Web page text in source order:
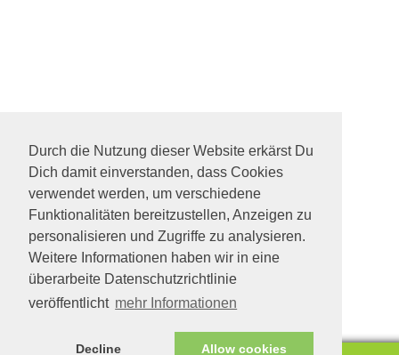
Durch die Nutzung dieser Website erkärst Du
Dich damit einverstanden, dass Cookies
verwendet werden, um verschiedene
Funktionalitäten bereitzustellen, Anzeigen zu
personalisieren und Zugriffe zu analysieren.
Weitere Informationen haben wir in eine
überarbeite Datenschutzrichtlinie
veröffentlicht mehr Informationen
Decline Allow cookies